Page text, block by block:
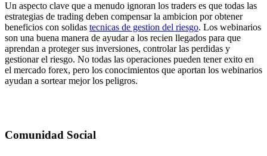
Un aspecto clave que a menudo ignoran los traders es que todas las
estrategias de trading deben compensar la ambicion por obtener
beneficios con solidas tecnicas de gestion del riesgo. Los webinarios
son una buena manera de ayudar a los recien llegados para que
aprendan a proteger sus inversiones, controlar las perdidas y
gestionar el riesgo. No todas las operaciones pueden tener exito en
el mercado forex, pero los conocimientos que aportan los webinarios
ayudan a sortear mejor los peligros.
Comunidad Social